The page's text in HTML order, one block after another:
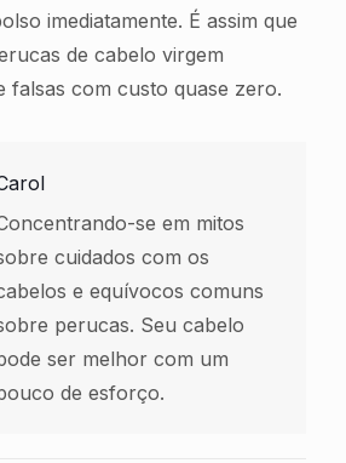
imediatamente. É assim que
de cabelo virgem
falsas com custo quase zero.
se em mitos
cuidados com os
e equívocos comuns
perucas. Seu cabelo
ser melhor com um
de esforço.